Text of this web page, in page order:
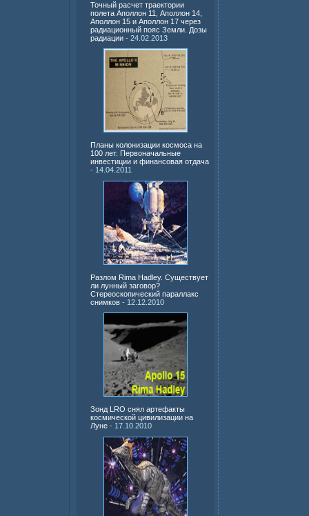
Точный расчет траектории
полета Аполлон 11, Аполлон 14,
Аполлон 15 и Аполлон 17 через
радиационный пояс Земли. Дозы
радиации - 24.02.2013
Планы колонизации космоса на
100 лет. Первоначальные
инвестиции и финансовая отдача
- 14.04.2011
Разлом Rima Hadley. Существует
ли лунный заговор?
Стереоскопический параллакс
снимков - 12.12.2010
Зонд LRO снял артефакты
космической цивилизации на
Луне - 17.10.2010